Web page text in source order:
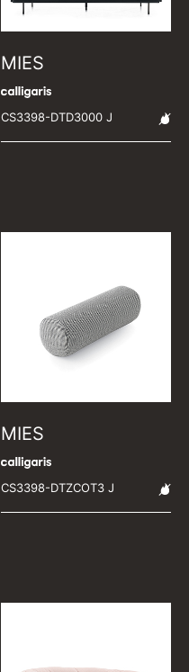
MIES
CS3398-DTD3000 J
MIES
CS3398-DTZCOT3 J